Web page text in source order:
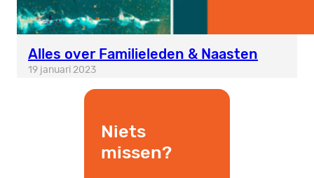
Alles over Familieleden & Naasten
19 januari 2023
Niets
missen?